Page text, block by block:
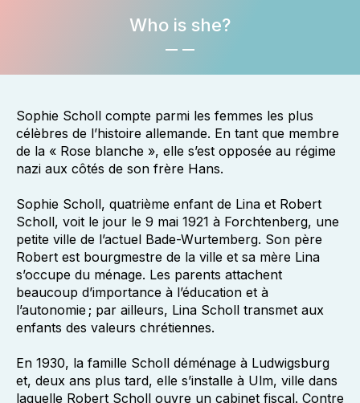
Who is she?
Sophie Scholl compte parmi les femmes les plus
célèbres de l’histoire allemande. En tant que membre
de la « Rose blanche », elle s’est opposée au régime
nazi aux côtés de son frère Hans.
Sophie Scholl, quatrième enfant de Lina et Robert
Scholl, voit le jour le 9 mai 1921 à Forchtenberg, une
petite ville de l’actuel Bade-Wurtemberg. Son père
Robert est bourgmestre de la ville et sa mère Lina
s’occupe du ménage. Les parents attachent
beaucoup d’importance à l’éducation et à
l’autonomie ; par ailleurs, Lina Scholl transmet aux
enfants des valeurs chrétiennes.
En 1930, la famille Scholl déménage à Ludwigsburg
et, deux ans plus tard, elle s’installe à Ulm, ville dans
laquelle Robert Scholl ouvre un cabinet fiscal. Contre